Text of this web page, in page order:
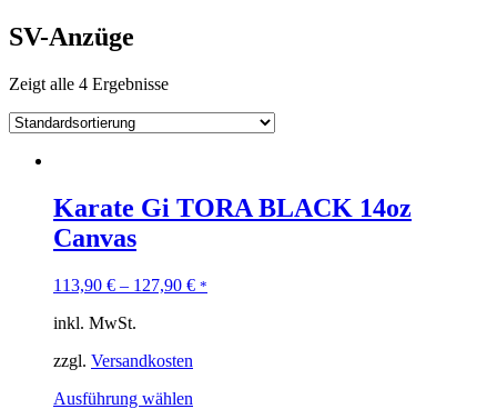
SV-Anzüge
Zeigt alle 4 Ergebnisse
Karate Gi TORA BLACK 14oz
Canvas
113,90 € – 127,90 € *
inkl. MwSt.
zzgl. Versandkosten
Ausführung wählen